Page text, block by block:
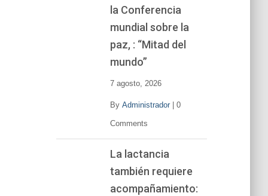
la Conferencia
mundial sobre la
paz, : “Mitad del
mundo”
7 agosto, 2026
By Administrador| 0
Comments
La lactancia
también requiere
acompañamiento: